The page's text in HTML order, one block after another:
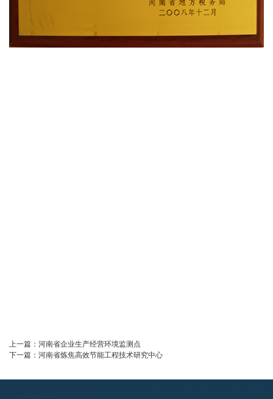
上一篇： 河南省企业生产经营环境监测点
下一篇： 河南省炼焦高效节能工程技术研究中心